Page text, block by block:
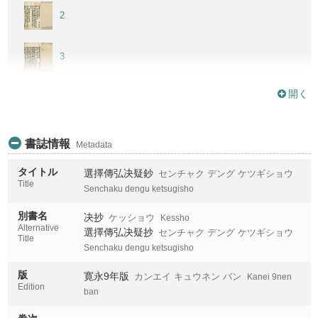
2
3
5
開く
書誌情報 Metadata
タイトル
Title
選擇傳弘决疑鈔
センチャク デング ケツギショウ
Senchaku dengu ketsugisho
別書名
Alternative
Title
决抄 ケッショウ Kessho
選擇傳弘决疑抄
センチャク デング ケツギショウ
Senchaku dengu ketsugisho
版
Edition
寛永9年版 カンエイ キュウネン バン
Kanei 9nen
ban